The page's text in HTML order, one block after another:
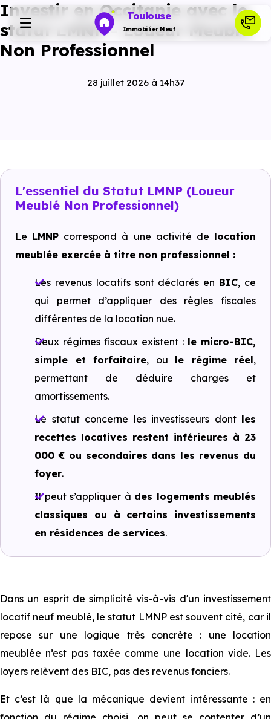
Toulouse
Immobilier Neuf
Actualités
Financer
Investir en Occitanie avec le
statut LMNP - Loueur Meublé
Non Professionnel
28 juillet 2026 à 14h37
L'essentiel du Statut LMNP (Loueur
Meublé Non Professionnel)
Le LMNP correspond à une activité de location
meublée exercée à titre non professionnel :
Les revenus locatifs sont déclarés en BIC, ce
qui permet d’appliquer des règles fiscales
différentes de la location nue.
Deux régimes fiscaux existent : le micro-BIC,
simple et forfaitaire, ou le régime réel,
permettant de déduire charges et
amortissements.
Le statut concerne les investisseurs dont les
recettes locatives restent inférieures à 23
000 € ou secondaires dans les revenus du
foyer.
Il peut s’appliquer à des logements meublés
classiques ou à certains investissements
en résidences de services.
Dans un esprit de simplicité vis-à-vis d'un investissement
locatif neuf meublé, le statut LMNP est souvent cité, car il
repose sur une logique très concrète : une location
meublée n’est pas taxée comme une location vide. Les
loyers relèvent des BIC, pas des revenus fonciers.
Et c’est là que la mécanique devient intéressante : en